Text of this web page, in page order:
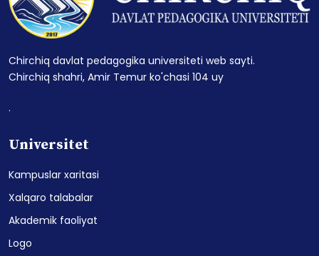
Chirchiq davlat pedagogika universiteti web sayti.
Chirchiq shahri, Amir Temur ko'chasi 104 uy
.
Universitet
Kampuslar xaritasi
Xalqaro talabalar
Akademik faoliyat
Logo